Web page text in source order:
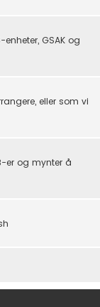
GSAK og
eller som vi
er og mynter å